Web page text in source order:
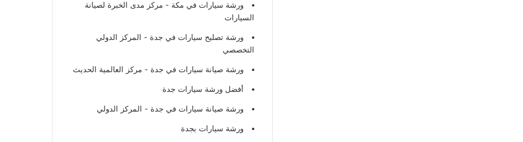
ورشة سيارات في مكة - مركز مدى الخبرة لصيانة
السيارات
ورشة تصليح سيارات في جدة - المركز الدولي
التخصصي
ورشة صيانة سيارات في جدة - مركز العالمية الحديث
أفضل ورشة سيارات جدة
ورشة صيانة سيارات في جدة - المركز الدولي
ورشة سيارات بجدة